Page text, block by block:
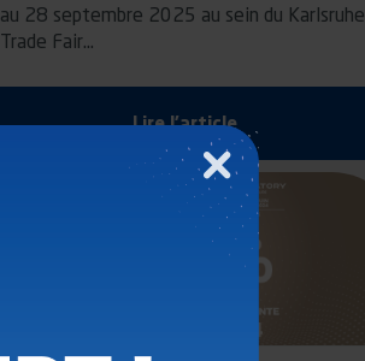
au 28 septembre 2025 au sein du Karlsruhe
Trade Fair…
Lire l'article
Fermer